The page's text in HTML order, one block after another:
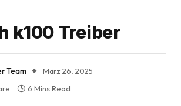
k100 Treiber
Team
März 26, 2025
6 Mins Read